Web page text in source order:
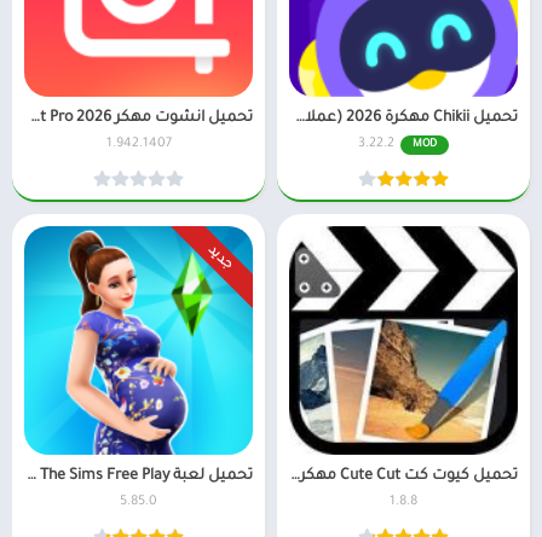
تحميل Chikii مهكرة 2026 (عملات لا نهائية) اخر اصدار
MOD
3.22.2
تحميل انشوت مهكر 2026 InShot Pro بدون علامة مائية
1.942.1407
تحميل كيوت كت Cute Cut مهكر 2026 من ميديا فاير
1.8.8
جديد
تحميل لعبة The Sims Free Play مهكرة للاندرويد اخر اصدار
5.85.0